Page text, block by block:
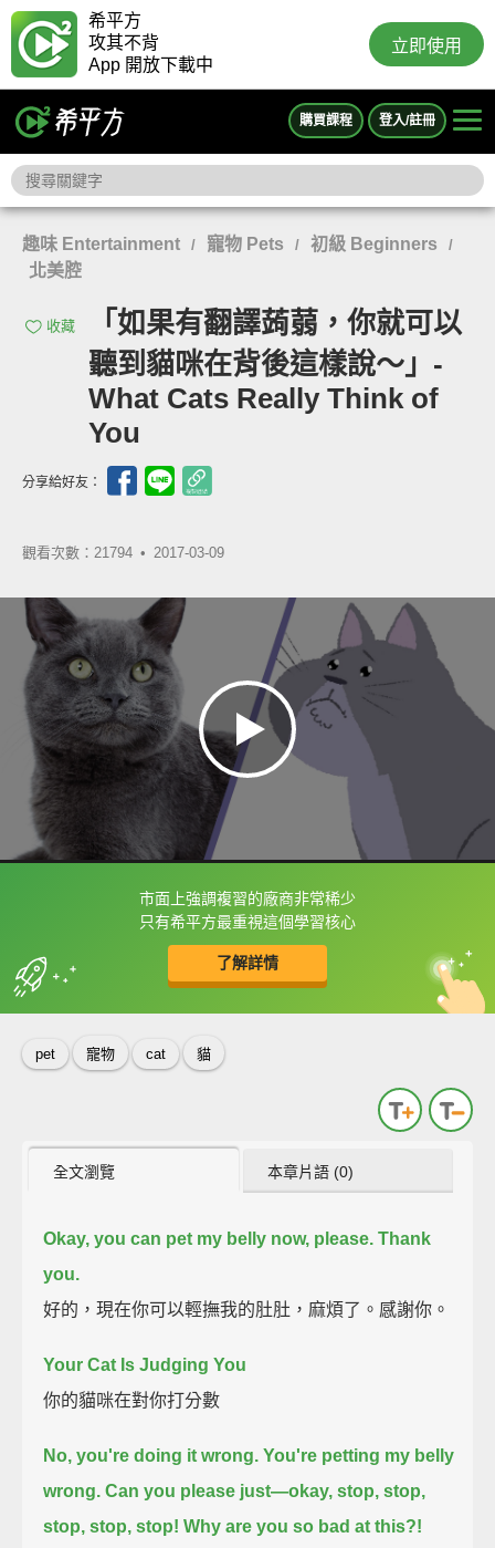
希平方
攻其不背
App 開放下載中
立即使用
購買課程 登入/註冊
趣味 Entertainment / 寵物 Pets / 初級 Beginners /
北美腔
收藏
「如果有翻譯蒟蒻，你就可以
聽到貓咪在背後這樣說～」-
What Cats Really Think of
You
分享給好友：
觀看次數：21794 • 2017-03-09
市面上強調複習的廠商非常稀少
只有希平方最重視這個學習核心
了解詳情
框選或點兩下字幕可以直接查字典喔！
收錄佳句 中
英
pet 寵物 cat 貓
全文瀏覽 本章片語 (0)
Okay, you can pet my belly now, please. Thank
you.
好的，現在你可以輕撫我的肚肚，麻煩了。感謝你。
Your Cat Is Judging You
你的貓咪在對你打分數
No, you're doing it wrong. You're petting my belly
wrong. Can you please just—okay, stop, stop,
stop, stop, stop! Why are you so bad at this?!